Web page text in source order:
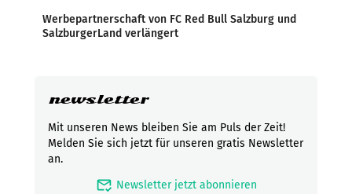
Werbepartnerschaft von FC Red Bull Salzburg und
SalzburgerLand verlängert
newsletter
Mit unseren News bleiben Sie am Puls der Zeit!
Melden Sie sich jetzt für unseren gratis Newsletter
an.
mark_email_read Newsletter jetzt abonnieren